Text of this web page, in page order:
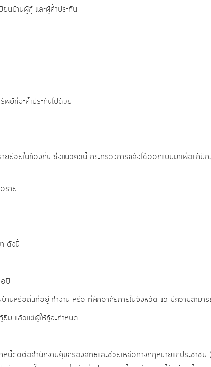
ยนบ้านผู้กู้ และผู้ค้ำประกัน
พย์ที่จะค้ำประกันไปด้วย
ายย่อยในท้องถิ่น ซึ่งแนวคิดนี้ กระทรวงการคลังได้ออกแบบมาเพื่อแ
ราย
ดังนี้
ปี
านหรือถิ่นที่อยู่ ทำงาน หรือ ที่พักอาศัยภายในจังหวัด และมีความสามาร
ยืม แล้วแต่ผู้ให้กู้จะกำหนด
หนี้ติดต่อสำนักงานคุ้มครองสิทธิและช่วยเหลือทางกฎหมายแก่ประชา